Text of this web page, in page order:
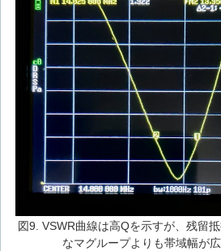
図9. VSWR曲線は高Qを示すが、残留
なマグループよりも帯域幅が広